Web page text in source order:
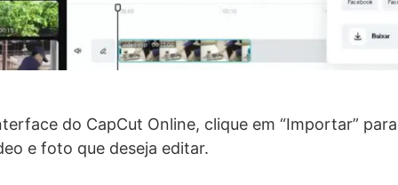
do CapCut Online, clique em “Importar”
e foto que deseja editar.